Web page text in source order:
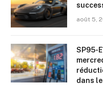
août 5,
SP95-
dans